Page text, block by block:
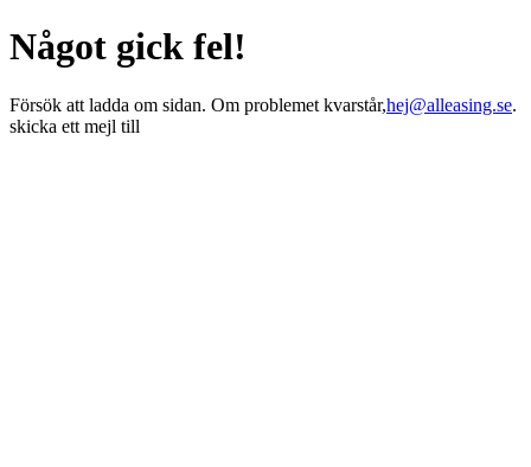
Något gick fel!
Försök att ladda om sidan. Om problemet kvarstår,hej@alleasing.se.
skicka ett mejl till